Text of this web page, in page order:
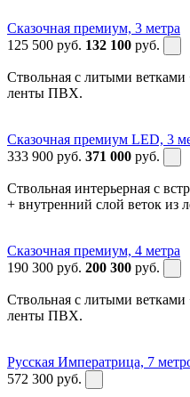
Сказочная премиум, 3 метра
125 500 руб. 132 100 руб.
Ствольная с литыми
ленты ПВХ.
Сказочная премиум LED, 3
333 900 руб. 371 000 руб.
Ствольная интерьерная с
+ внутренний слой веток из
Сказочная премиум, 4 метра
190 300 руб. 200 300 руб.
Ствольная с литыми
ленты ПВХ.
Русская Императрица, 7
572 300 руб.